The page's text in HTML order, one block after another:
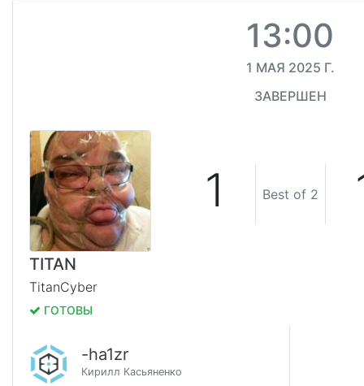
13:00
1 МАЯ 2025 Г.
ЗАВЕРШЕН
1 Best of 2
TITAN
TitanCyber
ГОТОВЫ
-ha1zr
Кирилл Касьяненко